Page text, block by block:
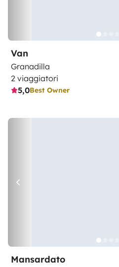
Van
Granadilla
2 viaggiatori
5,0Best Owner
Mansardato